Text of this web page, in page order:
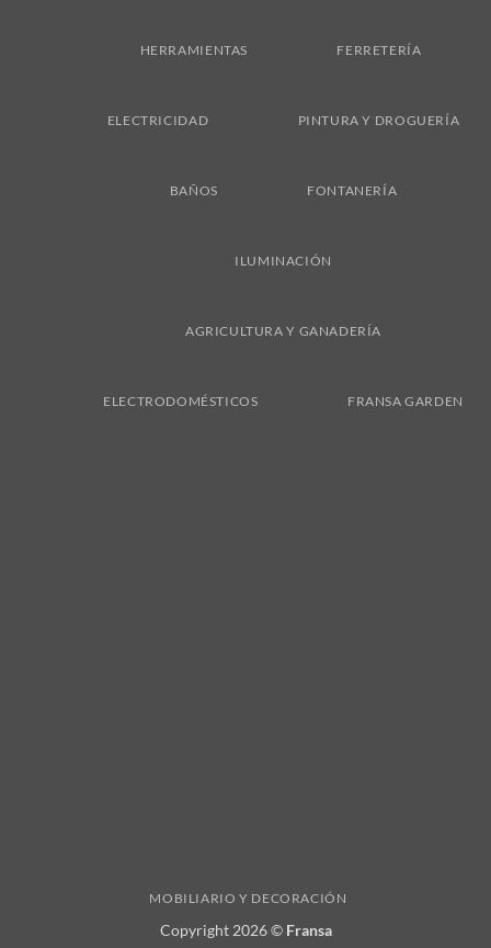
HERRAMIENTAS FERRETERÍA
ELECTRICIDAD PINTURA Y DROGUERÍA
BAÑOS FONTANERÍA
ILUMINACIÓN
AGRICULTURA Y GANADERÍA
ELECTRODOMÉSTICOS FRANSA GARDEN
MOBILIARIO Y DECORACIÓN
Copyright 2026 © Fransa